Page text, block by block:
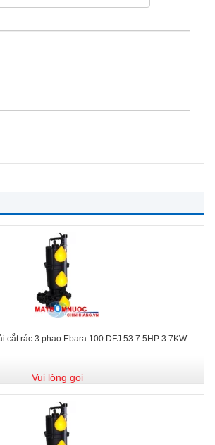
cắt rác 3 phao Ebara 100 DFJ 53.7 5HP 3.7KW
Vui lòng gọi